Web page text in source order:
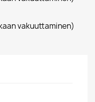
vakuuttaminen)